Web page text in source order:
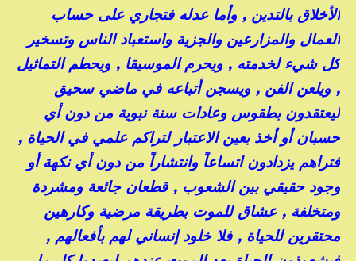
الأخلاق بالتدين , وأما عدله فتجاري على حساب
العمال والمزارعين والجزية واستعباد الناس وتسخير
كل شيء لخدمته , ويحرم الموسيقا , ويحطم التماثيل
, ويلعن الفن , ويسجن أتباعه في ماضي سحيق
ليعتقدون بطقوس وعادات سنة نبوية من دون أي
حسبان أو أخذ بعين الاعتبار لتراكم علمي في الحياة ,
فتراهم يزدادون اتساعاً وانتشاراً من دون أي نكهة أو
وجود حقيقي بين الشعوب , قطعان جائعة ومشردة
ومتخلفة , عشاق للموت بطريقة مرضية وكارهين
محتقرين للحياة , فلا خلود إنساني لهم بأفعالهم ,